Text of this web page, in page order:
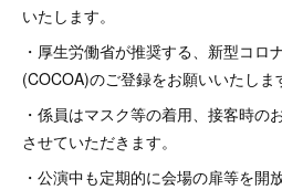
いたします。
・厚生労働省が推奨する、新型コロ
(COCOA)のご登録をお願いいたしま
・係員はマスク等の着用、接客時の
させていただきます。
・公演中も定期的に会場の扉等を開